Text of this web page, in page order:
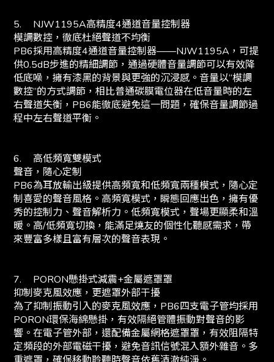
5.
NJW1195A高精度4通道音量控制器
模調數控，徹底杜絕聲道不均衡
PB6採用高精度4通道音量控制器——NJW1195A，可提
供0.5dB步進的精細調節，通過硬體音量調節可以有效降
低底噪，擁有漆黑的背景與更強的沉浸感。音量以“模調
數控”的方式調節，相比普通碳膜電位器在低音量時的左
右聲道失衡，PB6能徹底避免這一問題，確保音量調節過
程中左右聲道平衡。
6.
高低頻寬雙模式
聲音，隨心定制
PB6為耳放輸出級提供高頻寬和低頻寬兩種模式，隨心定
制喜愛的聲音風格。高頻寬模式，瞬態回應出色，擁有優
秀的控制力、聲音解析力。低頻寬模式，聲場更顯柔和溫
暖。高/低頻寬切換，能滿足燒友的個性化聽感需求，帶
來豐富多樣且富有層次的聲音表現。
7.
PORON懸掛式減震+金屬遮罩罩
抑制麥克風效應，更遮罩外部干擾
為了抑制振動引入的麥克風效應，PB6四支電子管均採用
PORON環保海綿懸掛，有效隔絕管體振動對聲音的影
響。在電子管外部，還配備金屬網格遮罩罩，有效阻隔特
定頻段的外部電磁干擾，避免音訊信號混入額外雜音。多